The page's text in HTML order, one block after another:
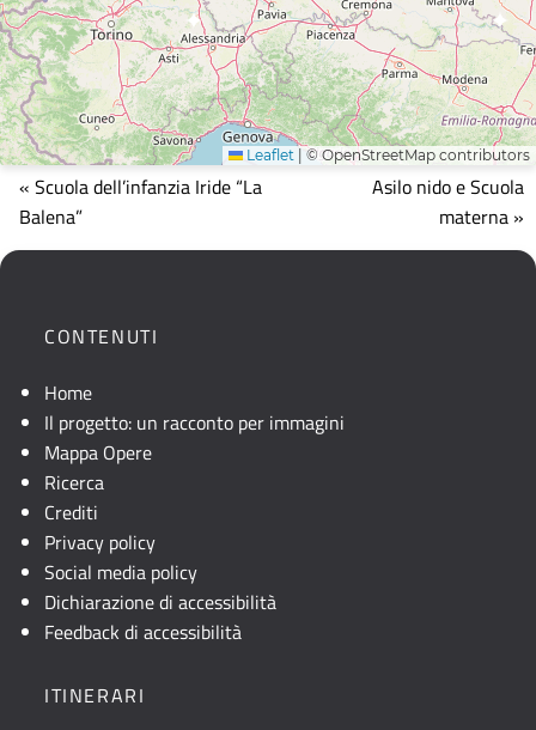
Leaflet | © OpenStreetMap contributors
Mappa
che
la
geografica
mappa
non
visibile,
consultare
descrizione
« Scuola dell’infanzia Iride “La
Balena”
Asilo nido e Scuola
materna »
CONTENUTI
Home
Il progetto: un racconto per immagini
Mappa Opere
Ricerca
Crediti
Privacy policy
Social media policy
Dichiarazione di accessibilità
Feedback di accessibilità
ITINERARI